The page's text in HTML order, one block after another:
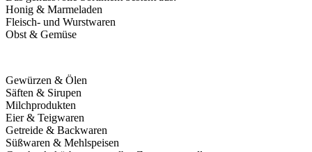
Honig & Marmeladen
Fleisch- und Wurstwaren
Obst & Gemüse
Gewürzen & Ölen
Säften & Sirupen
Milchprodukten
Eier & Teigwaren
Getreide & Backwaren
Süßwaren & Mehlspeisen